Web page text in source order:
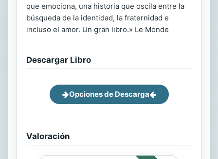
que emociona, una historia que oscila entre la
búsqueda de la identidad, la fraternidad e
incluso el amor. Un gran libro.» Le Monde
Descargar Libro
Opciones de Descarga
Valoración